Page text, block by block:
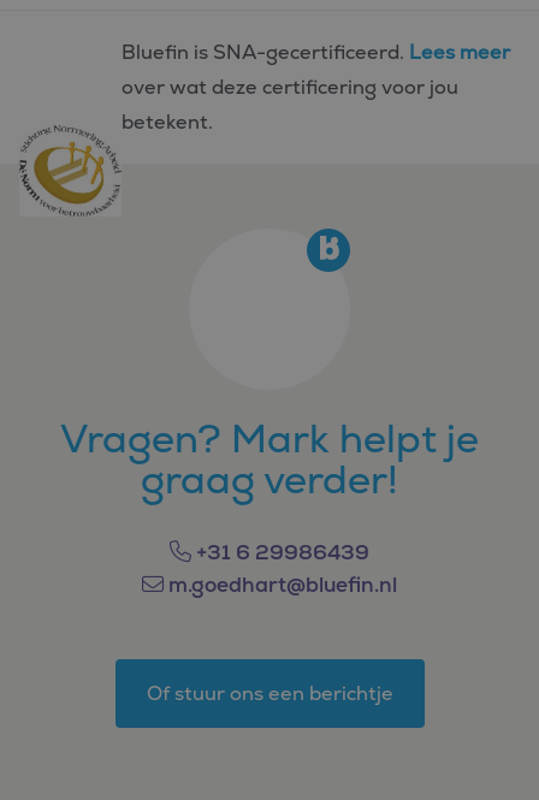
Bluefin is SNA-gecertificeerd. Lees meer
over wat deze certificering voor jou
betekent.
Vragen? Mark helpt je
graag verder!
+31 6 29986439
m.goedhart@bluefin.nl
Of stuur ons een berichtje